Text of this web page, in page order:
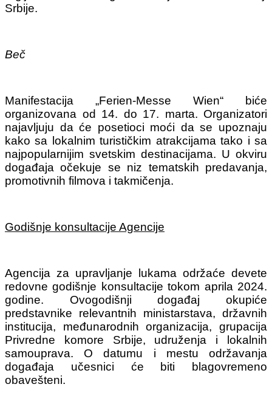
Srbije.
Beč
Manifestacija „Ferien-Messe Wien“ biće
organizovana od 14. do 17. marta. Organizatori
najavljuju da će posetioci moći da se upoznaju
kako sa lokalnim turističkim atrakcijama tako i sa
najpopularnijim svetskim destinacijama. U okviru
događaja očekuje se niz tematskih predavanja,
promotivnih filmova i takmičenja.
Godišnje konsultacije Agencije
Agencija za upravljanje lukama održaće devete
redovne godišnje konsultacije tokom aprila 2024.
godine. Ovogodišnji događaj okupiće
predstavnike relevantnih ministarstava, državnih
institucija, međunarodnih organizacija, grupacija
Privredne komore Srbije, udruženja i lokalnih
samouprava. O datumu i mestu održavanja
događaja učesnici će biti blagovremeno
obavešteni.